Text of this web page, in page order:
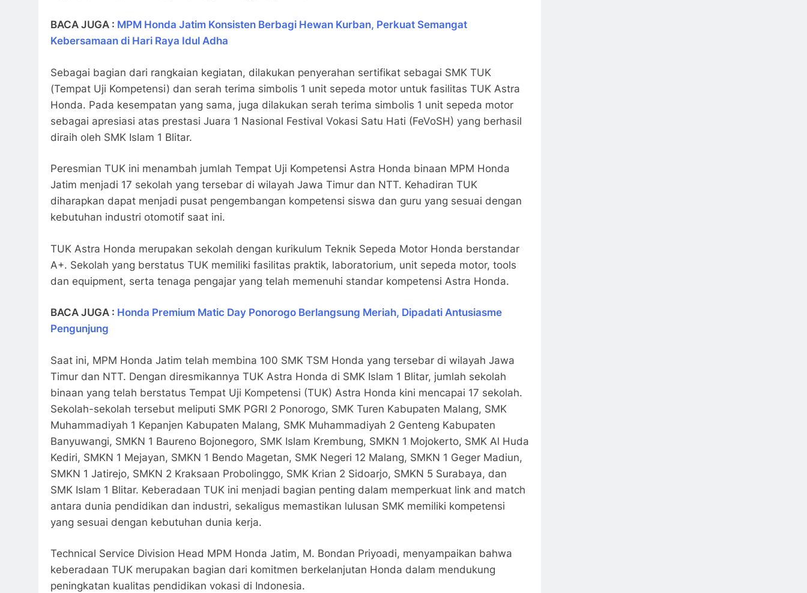
BACA JUGA : MPM Honda Jatim Konsisten Berbagi Hewan Kurban, Perkuat Semangat
Kebersamaan di Hari Raya Idul Adha
Sebagai bagian dari rangkaian kegiatan, dilakukan penyerahan sertifikat sebagai SMK TUK
(Tempat Uji Kompetensi) dan serah terima simbolis 1 unit sepeda motor untuk fasilitas TUK Astra
Honda. Pada kesempatan yang sama, juga dilakukan serah terima simbolis 1 unit sepeda motor
sebagai apresiasi atas prestasi Juara 1 Nasional Festival Vokasi Satu Hati (FeVoSH) yang berhasil
diraih oleh SMK Islam 1 Blitar.
Peresmian TUK ini menambah jumlah Tempat Uji Kompetensi Astra Honda binaan MPM Honda
Jatim menjadi 17 sekolah yang tersebar di wilayah Jawa Timur dan NTT. Kehadiran TUK
diharapkan dapat menjadi pusat pengembangan kompetensi siswa dan guru yang sesuai dengan
kebutuhan industri otomotif saat ini.
TUK Astra Honda merupakan sekolah dengan kurikulum Teknik Sepeda Motor Honda berstandar
A+. Sekolah yang berstatus TUK memiliki fasilitas praktik, laboratorium, unit sepeda motor, tools
dan equipment, serta tenaga pengajar yang telah memenuhi standar kompetensi Astra Honda.
BACA JUGA : Honda Premium Matic Day Ponorogo Berlangsung Meriah, Dipadati Antusiasme
Pengunjung
Saat ini, MPM Honda Jatim telah membina 100 SMK TSM Honda yang tersebar di wilayah Jawa
Timur dan NTT. Dengan diresmikannya TUK Astra Honda di SMK Islam 1 Blitar, jumlah sekolah
binaan yang telah berstatus Tempat Uji Kompetensi (TUK) Astra Honda kini mencapai 17 sekolah.
Sekolah-sekolah tersebut meliputi SMK PGRI 2 Ponorogo, SMK Turen Kabupaten Malang, SMK
Muhammadiyah 1 Kepanjen Kabupaten Malang, SMK Muhammadiyah 2 Genteng Kabupaten
Banyuwangi, SMKN 1 Baureno Bojonegoro, SMK Islam Krembung, SMKN 1 Mojokerto, SMK Al Huda
Kediri, SMKN 1 Mejayan, SMKN 1 Bendo Magetan, SMK Negeri 12 Malang, SMKN 1 Geger Madiun,
SMKN 1 Jatirejo, SMKN 2 Kraksaan Probolinggo, SMK Krian 2 Sidoarjo, SMKN 5 Surabaya, dan
SMK Islam 1 Blitar. Keberadaan TUK ini menjadi bagian penting dalam memperkuat link and match
antara dunia pendidikan dan industri, sekaligus memastikan lulusan SMK memiliki kompetensi
yang sesuai dengan kebutuhan dunia kerja.
Technical Service Division Head MPM Honda Jatim, M. Bondan Priyoadi, menyampaikan bahwa
keberadaan TUK merupakan bagian dari komitmen berkelanjutan Honda dalam mendukung
peningkatan kualitas pendidikan vokasi di Indonesia.